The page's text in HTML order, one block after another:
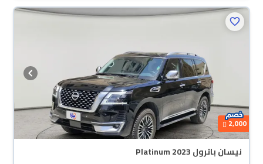
2,000
نيسان باترول Platinum 2023